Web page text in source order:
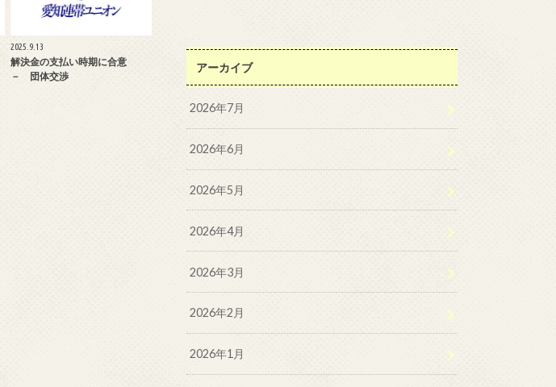
2025.9.13
解決金の支払い時期に合意
－ 団体交渉
アーカイブ
2026年7月
2026年6月
2026年5月
2026年4月
2026年3月
2026年2月
2026年1月